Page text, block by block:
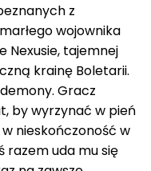
z
wojownika
Nexusie, tajemnej
krainę Boletarii.
Gracz
by wyrzynać w pień
nieskończoność w
razem uda mu się